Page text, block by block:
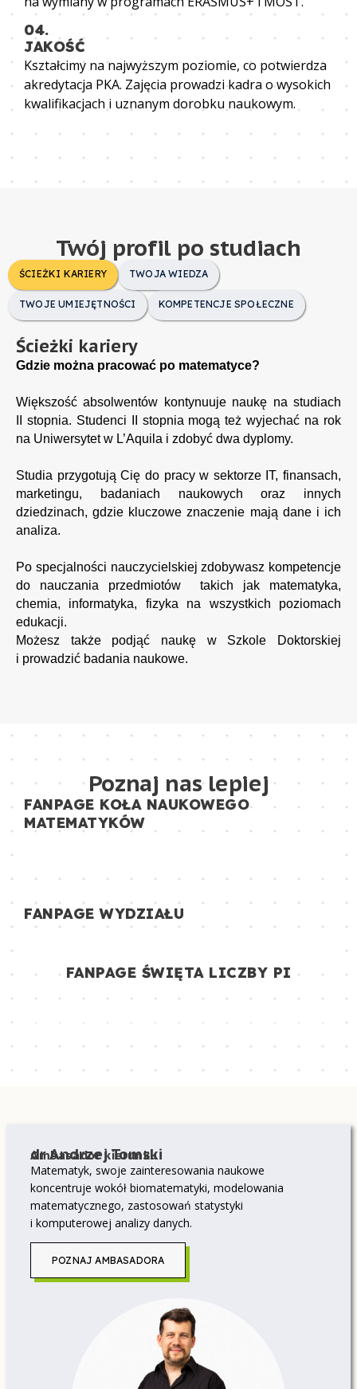
04.
JAKOŚĆ
Kształcimy na najwyższym poziomie, co potwierdza
akredytacja PKA. Zajęcia prowadzi kadra o wysokich
kwalifikacjach i uznanym dorobku naukowym.
Twój profil po studiach
ŚCIEŻKI KARIERY TWOJA WIEDZA
TWOJE UMIEJĘTNOŚCI KOMPETENCJE SPOŁECZNE
Ścieżki kariery
Gdzie można pracować po matematyce?
Większość absolwentów kontynuuje naukę na studiach
II stopnia. Studenci II stopnia mogą też wyjechać na rok
na Uniwersytet w L’Aquila i zdobyć dwa dyplomy.
Studia przygotują Cię do pracy w sektorze IT, finansach,
marketingu, badaniach naukowych oraz innych
dziedzinach, gdzie kluczowe znaczenie mają dane i ich
analiza.
Po specjalności nauczycielskiej zdobywasz kompetencje
do nauczania przedmiotów  takich jak matematyka,
chemia, informatyka, fizyka na wszystkich poziomach
edukacji.
Możesz także podjąć naukę w Szkole Doktorskiej
i prowadzić badania naukowe.
Poznaj nas lepiej
FANPAGE KOŁA NAUKOWEGO
MATEMATYKÓW
FANPAGE WYDZIAŁU
FANPAGE ŚWIĘTA LICZBY PI
Ambasador kierunku
dr Andrzej Tomski
Matematyk, swoje zainteresowania naukowe
koncentruje wokół biomatematyki, modelowania
matematycznego, zastosowań statystyki
i komputerowej analizy danych.
POZNAJ AMBASADORA